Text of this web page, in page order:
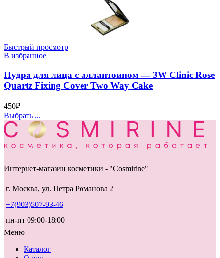
Быстрый просмотр
В избранное
Пудра для лица с аллантоином — 3W Clinic Rose
Quartz Fixing Cover Two Way Cake
450₽
Выбрать ...
Интернет-магазин косметики - "Cosmirine"
г. Москва, ул. Петра Романова 2
+7(903)507-93-46
пн-пт 09:00-18:00
Меню
Каталог